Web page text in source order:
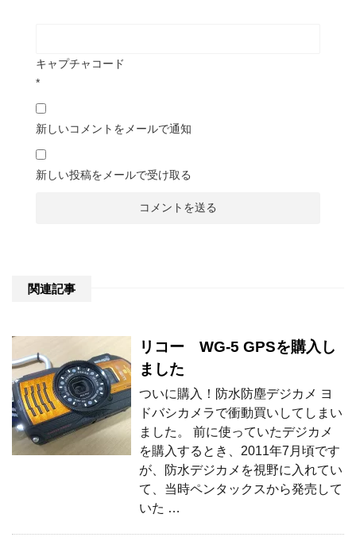
キャプチャコード
*
新しいコメントをメールで通知
新しい投稿をメールで受け取る
関連記事
リコー WG-5 GPSを購入し
ました
ついに購入！防水防塵デジカメ ヨ
ドバシカメラで衝動買いしてしまい
ました。 前に使っていたデジカメ
を購入するとき、2011年7月頃です
が、防水デジカメを視野に入れてい
て、当時ペンタックスから発売して
いた …